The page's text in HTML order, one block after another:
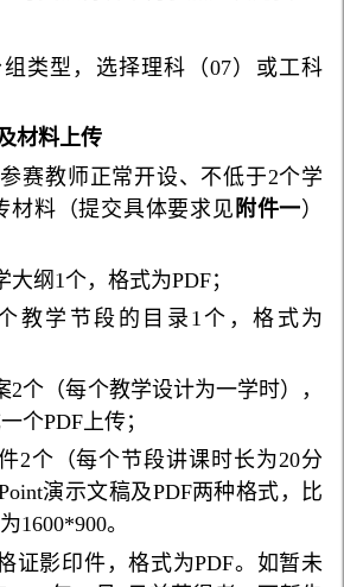
类型，选择理科（07）或工科
材料上传
赛教师正常开设、不低于2个学
材料（提交具体要求见 附件一）
纲1个，格式为PDF；
教学节段的目录1个，格式为
2个（每个教学设计为一学时），
个PDF上传；
2个（每个节段讲课时长为20分
演示文稿及PDF两种格式，比
1600*900。
证影印件，格式为PDF。如暂未